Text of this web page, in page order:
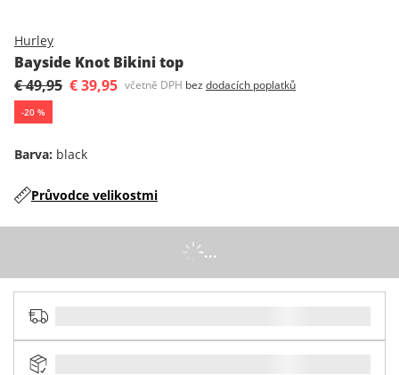
Hurley
Bayside Knot Bikini top
€ 49,95 € 39,95 včetně DPH bez dodacích poplatků
-20 %
Barva: black
Průvodce velikostmi
...